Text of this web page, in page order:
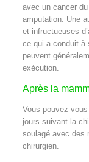
avec un cancer
amputation. Une
et infructueuses
ce qui a conduit à
peuvent
exécution.
Après la
Vous pouvez
jours suivant la
soulagé avec des
chirurgien.